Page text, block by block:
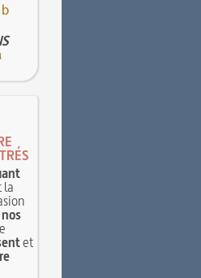
la
nos
et